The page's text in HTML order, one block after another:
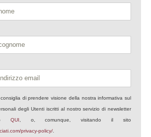
di prendere visione della nostra informativa sul
degli Utenti iscritti al nostro servizio di newsletter
QUI , o, comunque, visitando il sito
privacy-policy/